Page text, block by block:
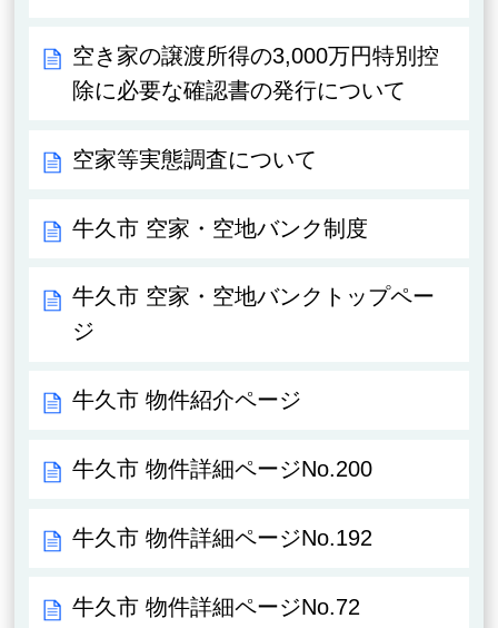
空き家の譲渡所得の3,000万円特別控
除に必要な確認書の発行について
空家等実態調査について
牛久市 空家・空地バンク制度
牛久市 空家・空地バンクトップペー
ジ
牛久市 物件紹介ページ
牛久市 物件詳細ページNo.200
牛久市 物件詳細ページNo.192
牛久市 物件詳細ページNo.72